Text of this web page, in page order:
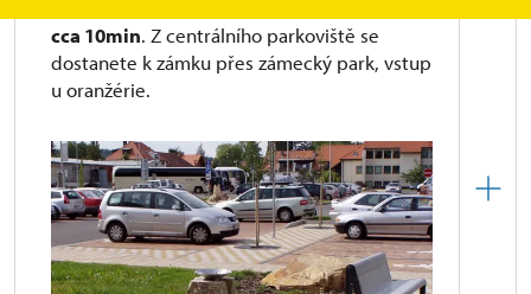
cca 10min. Z centrálního parkoviště se
dostanete k zámku přes zámecký park, vstup
u oranžérie.